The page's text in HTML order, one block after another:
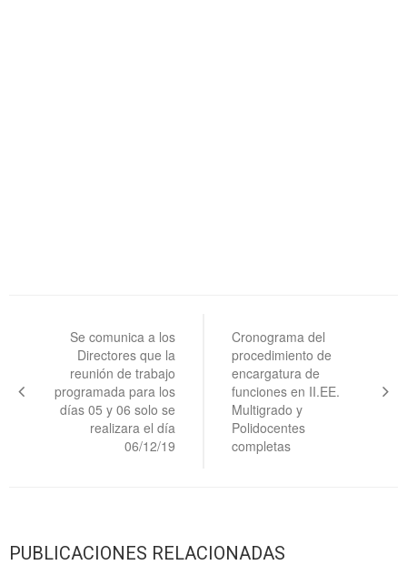
entradas
Se comunica a los
Directores que la
reunión de trabajo
programada para los
días 05 y 06 solo se
realizara el día
06/12/19
Cronograma del
procedimiento de
encargatura de
funciones en II.EE.
Multigrado y
Polidocentes
completas
PUBLICACIONES RELACIONADAS